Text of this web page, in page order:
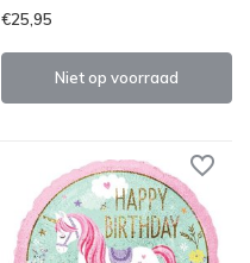
€25,95
Niet op voorraad